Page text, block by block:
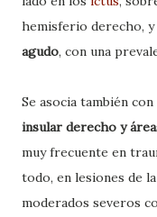
hemisferio derecho, y
agudo, con una
Se asocia también
insular derecho y
muy frecuente en
todo, en lesiones de
moderados severos